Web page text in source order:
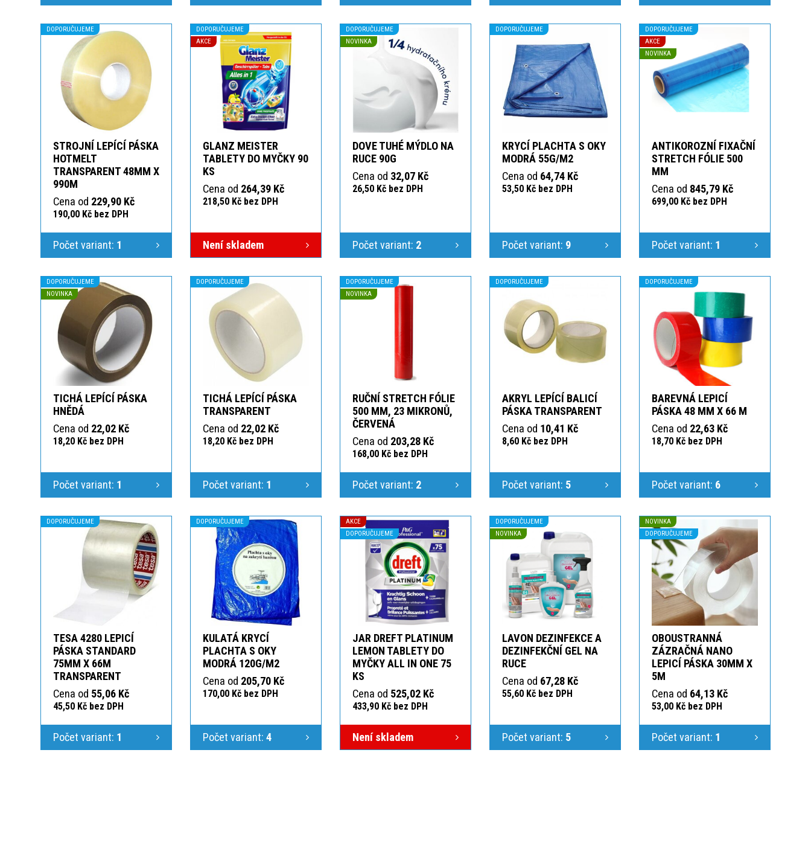
DOPORUČUJEME
STROJNÍ LEPÍCÍ PÁSKA
HOTMELT
TRANSPARENT 48MM X
990M
Cena od 229,90 Kč
190,00 Kč bez DPH
Počet variant: 1
DOPORUČUJEME
AKCE
GLANZ MEISTER
TABLETY DO MYČKY 90
KS
Cena od 264,39 Kč
218,50 Kč bez DPH
Není skladem
DOPORUČUJEME
NOVINKA
DOVE TUHÉ MÝDLO NA
RUCE 90G
Cena od 32,07 Kč
26,50 Kč bez DPH
Počet variant: 2
DOPORUČUJEME
KRYCÍ PLACHTA S OKY
MODRÁ 55G/M2
Cena od 64,74 Kč
53,50 Kč bez DPH
Počet variant: 9
DOPORUČUJEME
AKCE
NOVINKA
ANTIKOROZNÍ FIXAČNÍ
STRETCH FÓLIE 500
MM
Cena od 845,79 Kč
699,00 Kč bez DPH
Počet variant: 1
DOPORUČUJEME
NOVINKA
TICHÁ LEPÍCÍ PÁSKA
HNĚDÁ
Cena od 22,02 Kč
18,20 Kč bez DPH
Počet variant: 1
DOPORUČUJEME
TICHÁ LEPÍCÍ PÁSKA
TRANSPARENT
Cena od 22,02 Kč
18,20 Kč bez DPH
Počet variant: 1
DOPORUČUJEME
NOVINKA
RUČNÍ STRETCH FÓLIE
500 MM, 23 MIKRONŮ,
ČERVENÁ
Cena od 203,28 Kč
168,00 Kč bez DPH
Počet variant: 2
DOPORUČUJEME
AKRYL LEPÍCÍ BALICÍ
PÁSKA TRANSPARENT
Cena od 10,41 Kč
8,60 Kč bez DPH
Počet variant: 5
DOPORUČUJEME
BAREVNÁ LEPICÍ
PÁSKA 48 MM X 66 M
Cena od 22,63 Kč
18,70 Kč bez DPH
Počet variant: 6
DOPORUČUJEME
TESA 4280 LEPICÍ
PÁSKA STANDARD
75MM X 66M
TRANSPARENT
Cena od 55,06 Kč
45,50 Kč bez DPH
Počet variant: 1
DOPORUČUJEME
KULATÁ KRYCÍ
PLACHTA S OKY
MODRÁ 120G/M2
Cena od 205,70 Kč
170,00 Kč bez DPH
Počet variant: 4
AKCE
DOPORUČUJEME
JAR DREFT PLATINUM
LEMON TABLETY DO
MYČKY ALL IN ONE 75
KS
Cena od 525,02 Kč
433,90 Kč bez DPH
Není skladem
DOPORUČUJEME
NOVINKA
LAVON DEZINFEKCE A
DEZINFEKČNÍ GEL NA
RUCE
Cena od 67,28 Kč
55,60 Kč bez DPH
Počet variant: 5
NOVINKA
DOPORUČUJEME
OBOUSTRANNÁ
ZÁZRAČNÁ NANO
LEPICÍ PÁSKA 30MM X
5M
Cena od 64,13 Kč
53,00 Kč bez DPH
Počet variant: 1